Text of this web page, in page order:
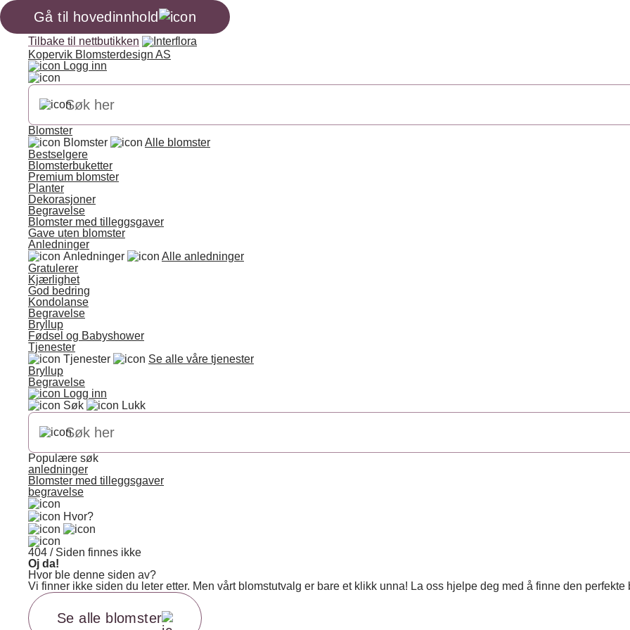
Gå til hovedinnhold
Tilbake til nettbutikken
Kopervik Blomsterdesign AS
Logg inn
Blomster
Blomster
Alle blomster
Bestselgere
Blomsterbuketter
Premium blomster
Planter
Dekorasjoner
Begravelse
Blomster med tilleggsgaver
Gave uten blomster
Anledninger
Anledninger
Alle anledninger
Gratulerer
Kjærlighet
God bedring
Kondolanse
Begravelse
Bryllup
Fødsel og Babyshower
Tjenester
Tjenester
Se alle våre tjenester
Bryllup
Begravelse
Logg inn
Søk
Lukk
Populære søk
anledninger
Blomster med tilleggsgaver
begravelse
Hvor?
404 / Siden finnes ikke
Oj da!
Hvor ble denne siden av?
Vi finner ikke siden du leter etter. Men vårt blomstutvalg er bare et klikk unna! La oss hjelpe deg med å finne den perfekte
Se alle blomster